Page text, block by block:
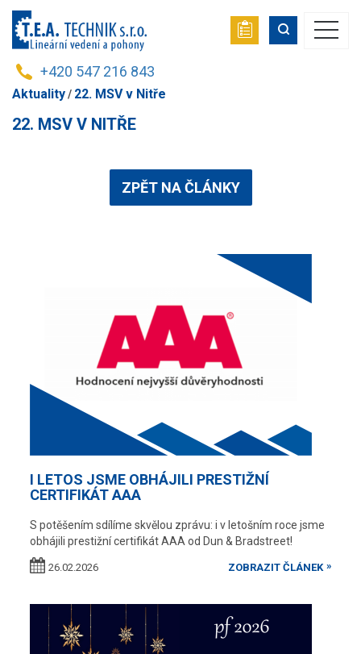
+420 547 216 843
Aktuality 22. MSV v Nitře
22. MSV V NITŘE
ZPĚT NA ČLÁNKY
I LETOS JSME OBHÁJILI PRESTIŽNÍ
CERTIFIKÁT AAA
S potěšením sdílíme skvělou zprávu: i v letošním roce jsme
obhájili prestižní certifikát AAA od Dun & Bradstreet!
26.02.2026 ZOBRAZIT ČLÁNEK